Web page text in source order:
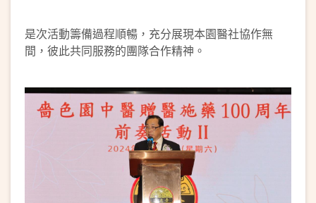
是次活動籌備過程順暢，充分展現本園醫社協作無
間，彼此共同服務的團隊合作精神。